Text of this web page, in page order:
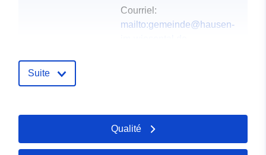
Courriel:
mailto:gemeinde@hausen-
wiesental.de
Compte rendu du
Ajoutée à data.europa.eu: 21
Suite
Qualité